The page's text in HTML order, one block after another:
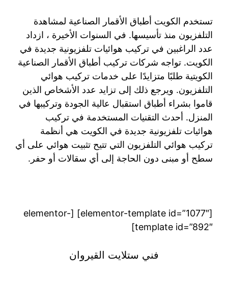
تستخدم الكويت أطباق الأقمار الصناعية لمشاهدة
التلفزيون منذ تأسيسها. في السنوات الأخيرة ، ازداد
عدد الراغبين في تركيب هوائيات تلفزيونية جديدة في
الكويت. تواجه شركات تركيب أطباق الأقمار الصناعية
الكويتية طلبًا متزايدًا على خدمات تركيب هوائي
التلفزيون. ويرجع ذلك إلى تزايد عدد الأشخاص الذين
قاموا بشراء أطباق استقبال عالية الجودة وتركيبها في
المنزل. أحدث التقنيات المستخدمة في تركيب
هوائيات تلفزيونية جديدة في الكويت هي أنظمة
تركيب هوائي التلفزيون التي تتيح تثبيت هوائي على أي
سطح أو مبنى دون الحاجة إلى أي سقالات أو حفر.
[elementor-template id=”1077″] [elementor-
template id=”892″]
فني ستلايت القيروان